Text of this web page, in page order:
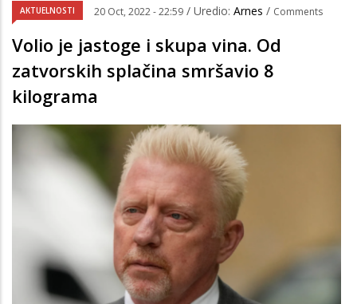
AKTUELNOSTI 20 Oct, 2022 - 22:59 / Uredio: Arnes / Comments
Volio je jastoge i skupa vina. Od
zatvorskih splačina smršavio 8
kilograma